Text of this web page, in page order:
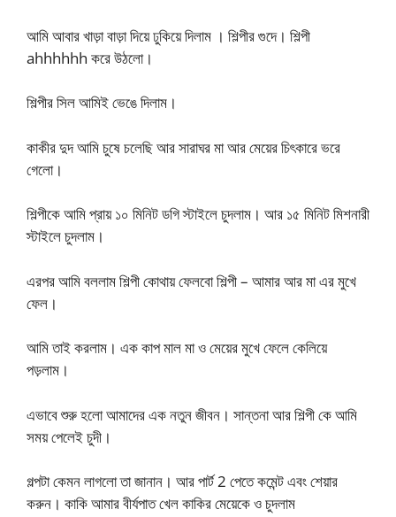
আমি আবার খাড়া বাড়া দিয়ে ঢুকিয়ে দিলাম । শিল্পীর গুদে। শিল্পী
ahhhhhh করে উঠলো।
শিল্পীর সিল আমিই ভেঙে দিলাম।
কাকীর দুদ আমি চুষে চলেছি আর সারাঘর মা আর মেয়ের চিৎকারে ভরে
গেলো।
শিল্পীকে আমি প্রায় ১০ মিনিট ডগি স্টাইলে চুদলাম। আর ১৫ মিনিট মিশনারী
স্টাইলে চুদলাম।
এরপর আমি বললাম শিল্পী কোথায় ফেলবো শিল্পী – আমার আর মা এর মুখে
ফেল।
আমি তাই করলাম। এক কাপ মাল মা ও মেয়ের মুখে ফেলে কেলিয়ে
পড়লাম।
এভাবে শুরু হলো আমাদের এক নতুন জীবন। সান্তনা আর শিল্পী কে আমি
সময় পেলেই চুদী।
গল্পটা কেমন লাগলো তা জানান। আর পার্ট 2 পেতে কমেন্ট এবং শেয়ার
করুন। কাকি আমার বীর্যপাত খেল কাকির মেয়েকে ও চুদলাম